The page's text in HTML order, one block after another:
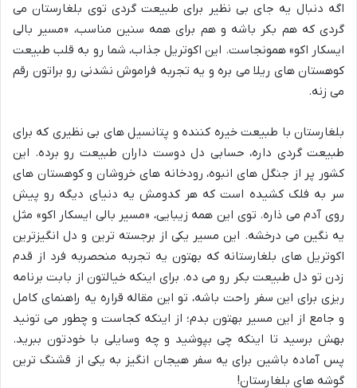
اگه دنبال یه جای بی نظیر برای طبیعت گردی توی بلغارستان می
گردی که هم بکر باشه و هم برای همه سنین مناسب، «مسیر بالی
ایسکار اکو» همونجاست. این اکوتریل جذاب، شما رو به قلب طبیعت
کوهستان های ریلا می بره و یه تجربه فراموش نشدنی رو براتون رقم
می زنه.
بلغارستان با طبیعت خیره کننده و پتانسیل های بی نظیری که برای
طبیعت گردی داره، حسابی دل دوست داران طبیعت رو برده. این
کشور پر از جنگل های انبوه، رودخانه های خروشان و کوهستان های
سر به فلک کشیده است که هر کدومش یه دنیای دیگه رو پیش
روی آدم می ذاره. توی این همه زیبایی، «مسیر بالی ایسکار اکو» مثل
یه نگین می درخشه. این مسیر یکی از برجسته ترین و دل انگیزترین
اکوتریل های بلغارستانه که بهتون یه تجربه منحصربه فرد از قدم
زدن تو دل طبیعت بکر رو می ده. برای اینکه خیالتون از بابت برنامه
ریزی برای این سفر راحت باشه، تو این مقاله قراره یه راهنمای کامل
و جامع از این مسیر بهتون بدم؛ از اینکه کجاست و چطور می تونید
بهش برسید تا اینکه چی بپوشید و چه وسایلی با خودتون ببرید.
پس آماده باشین برای یه سفر هیجان انگیز به یکی از قشنگ ترین
گوشه های بلغارستان!